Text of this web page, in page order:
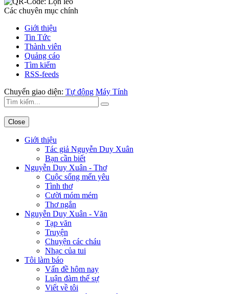
Các chuyên mục chính
Giới thiệu
Tin Tức
Thành viên
Quảng cáo
Tìm kiếm
RSS-feeds
Chuyển giao diện: Tự động Máy Tính
Close
Giới thiệu
Tác giả Nguyễn Duy Xuân
Bạn cần biết
Nguyễn Duy Xuân - Thơ
Cuộc sống mến yêu
Tình thơ
Cười móm mém
Thơ ngắn
Nguyễn Duy Xuân - Văn
Tạp văn
Truyện
Chuyện các cháu
Nhạc của tui
Tôi làm báo
Vấn đề hôm nay
Luận đàm thế sự
Viết về tôi